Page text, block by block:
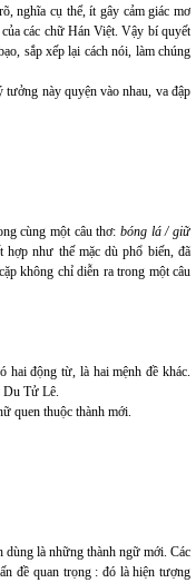
nghĩa cụ thể, ít gây cảm giác mơ
các chữ Hán Việt. Vậy bí quyết
sắp xếp lại cách nói, làm chúng
này quyện vào nhau, va đập
cùng một câu thơ: bóng lá / giữ
hợp như thế mặc dù phổ biến, đã
không chỉ diễn ra trong một câu
hai động từ, là hai mệnh đề khác.
Du Tử Lê.
quen thuộc thành mới.
là những thành ngữ mới. Các
đề quan trọng : đó là hiện tượng